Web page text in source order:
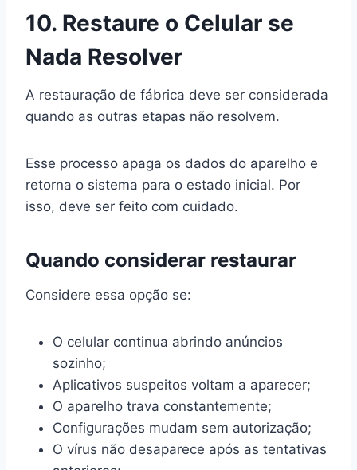
10. Restaure o Celular se
Nada Resolver
A restauração de fábrica deve ser considerada
quando as outras etapas não resolvem.
Esse processo apaga os dados do aparelho e
retorna o sistema para o estado inicial. Por
isso, deve ser feito com cuidado.
Quando considerar restaurar
Considere essa opção se:
O celular continua abrindo anúncios
sozinho;
Aplicativos suspeitos voltam a aparecer;
O aparelho trava constantemente;
Configurações mudam sem autorização;
O vírus não desaparece após as tentativas